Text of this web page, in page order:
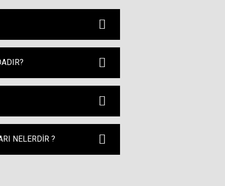
NELERDİR ?